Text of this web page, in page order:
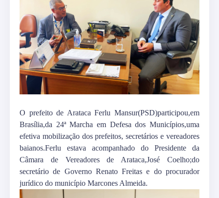
O prefeito de Arataca Ferlu Mansur(PSD)participou,em
Brasília,da 24ª Marcha em Defesa dos Municípios,uma
efetiva mobilização dos prefeitos, secretários e vereadores
baianos.Ferlu estava acompanhado do Presidente da
Câmara de Vereadores de Arataca,José Coelho;do
secretário de Governo Renato Freitas e do procurador
jurídico do município Marcones Almeida.